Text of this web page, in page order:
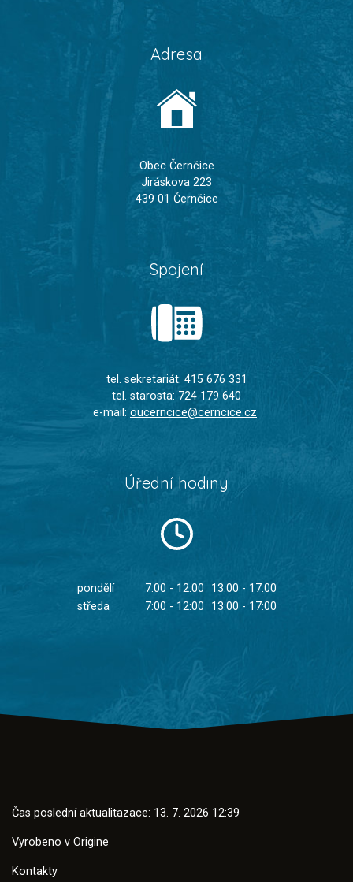
Adresa
Obec Černčice
Jiráskova 223
439 01 Černčice
Spojení
tel. sekretariát: 415 676 331
tel. starosta: 724 179 640
e-mail: oucerncice@cerncice.cz
Úřední hodiny
pondělí 7:00 - 12:00
13:00 - 17:00
středa
7:00 - 12:00 13:00 - 17:00
Čas poslední aktualitazace: 13. 7. 2026 12:39
Vyrobeno v Origine
Kontakty